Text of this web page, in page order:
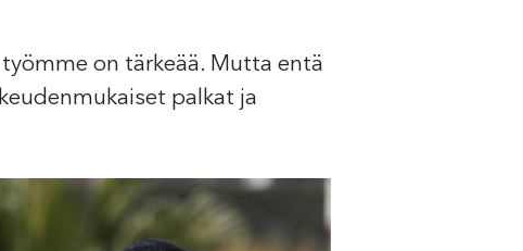
on tärkeää. Mutta entä
palkat ja